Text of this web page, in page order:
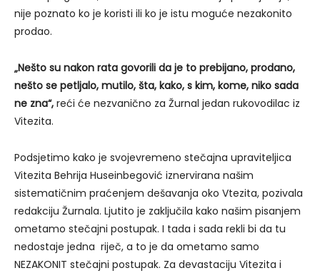
nije poznato ko je koristi ili ko je istu moguće nezakonito
prodao.
„Nešto su nakon rata govorili da je to prebijano, prodano,
nešto se petljalo, mutilo, šta, kako, s kim, kome, niko sada
ne zna“, reći će nezvanično za Žurnal jedan rukovodilac iz
Vitezita.
Podsjetimo kako je svojevremeno stečajna upraviteljica
Vitezita Behrija Huseinbegović iznervirana našim
sistematičnim praćenjem dešavanja oko Vtezita, pozivala
redakciju Žurnala. Ljutito je zaključila kako našim pisanjem
ometamo stečajni postupak. I tada i sada rekli bi da tu
nedostaje jedna riječ, a to je da ometamo samo
NEZAKONIT stečajni postupak. Za devastaciju Vitezita i